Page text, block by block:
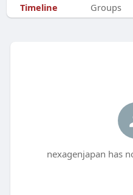
Timeline Groups
nexagenjapan has